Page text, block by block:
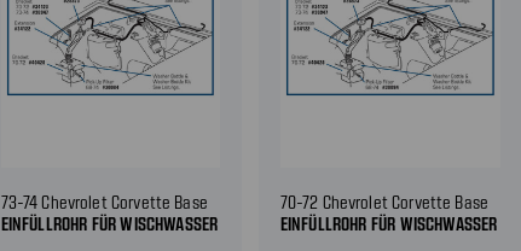
73-74 Chevrolet Corvette Base
EINFÜLLROHR FÜR WISCHWASSER
70-72 Chevrolet Corvette Base
EINFÜLLROHR FÜR WISCHWASSER